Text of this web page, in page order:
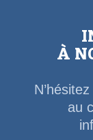
À
au